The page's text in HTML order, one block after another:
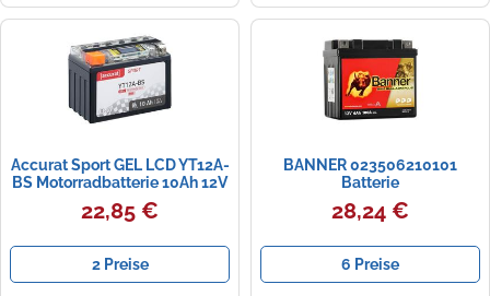
Accurat Sport GEL LCD YT12A-
BS Motorradbatterie 10Ah 12V
22,85 €
2 Preise
BANNER 023506210101
Batterie
28,24 €
6 Preise